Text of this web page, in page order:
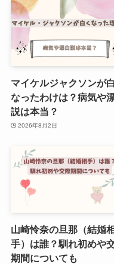
マイケルジャクソンが
なったわけは？病気や
説は本当？
2026年8月2日
山崎怜奈の旦那（結婚
手）は誰？馴れ初めや
期間についても